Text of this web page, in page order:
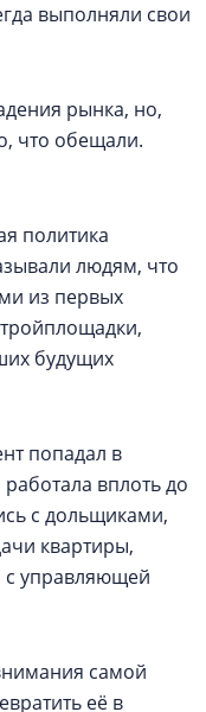
выполняли свои
рынка, но,
что обещали.
политика
людям, что
из первых
будущих
попадал в
вплоть до
с дольщиками,
квартиры,
с управляющей
самой
её в